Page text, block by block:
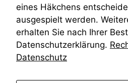
Öffentliches Personalrecht
Öffentlichkeitsprinzip
eines Häkchens
ausgespielt werden.
erhalten Sie nach Ihrer
Datenschutzerklärung.
Datenschutz